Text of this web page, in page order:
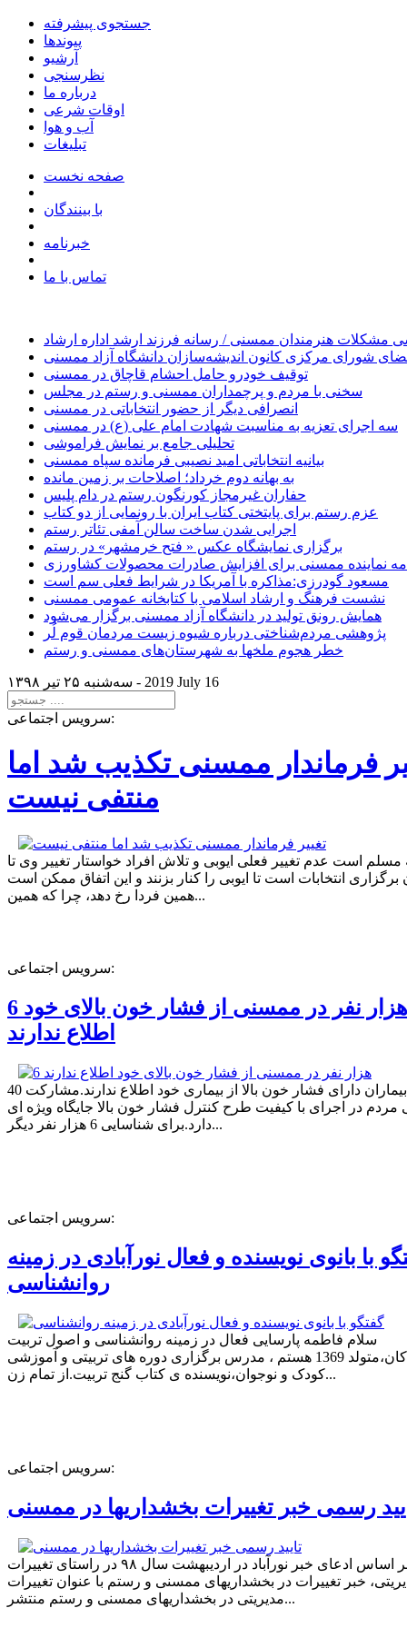
جستجوی پیشرفته
پیوندها
آرشیو
نظرسنجی
درباره ما
اوقات شرعی
آب و هوا
تبلیغات
صفحه نخست
با بینندگان
خبرنامه
تماس با ما
مشکلات هنرمندان ممسنی / رسانه فرزند ارشد اداره ارشاد
شورای مرکزی کانون اندیشه‌سازان دانشگاه آزاد ممسنی
توقیف خودرو حامل احشام قاچاق در ممسنی
سخنی با مردم و پرچمداران ممسنی و رستم در مجلس
انصرافی دیگر از حضور انتخاباتی در ممسنی
سه اجرای تعزیه به مناسبت شهادت امام علی (ع) در ممسنی
تحلیلی جامع بر نمایش فراموشی
بیانیه انتخاباتی امید نصیبی فرمانده سپاه ممسنی
به بهانه دوم خرداد؛ اصلاحات بر زمین مانده
حفاران غیرمجاز کورنگون رستم در دام پلیس
عزم رستم برای پایتختی کتاب ایران با رونمایی از دو کتاب
اجرایی شدن ساخت سالن آمفی تئاتر رستم
برگزاری نمایشگاه عکس « فتح خرمشهر» در رستم
نماینده ممسنی برای افزایش صادرات محصولات کشاورزی
مسعود گودرزی:مذاکره با آمریکا در شرایط فعلی سم است
نشست فرهنگ و ارشاد اسلامی با کتابخانه عمومی ممسنی
همایش رونق تولید در دانشگاه آزاد ممسنی برگزار می‌شود
پژوهشی مردم‌شناختی درباره شیوه زیست مردمان قوم لُر
خطر هجوم ملخها به شهرستان‌های ممسنی و رستم
سه‌شنبه ۲۵ تير ۱۳۹۸ - 2019 July 16
سرویس اجتماعی:
فرماندار ممسنی تکذیب شد اما
منتفی نیست
مسلم است عدم تغییر فعلی ایوبی و تلاش افراد خواستار تغییر وی تا
برگزاری انتخابات است تا ایوبی را کنار بزنند و این اتفاق ممکن است
همین فردا رخ دهد، چرا که همین...
سرویس اجتماعی:
6 هزار نفر در ممسنی از فشار خون بالای خود
اطلاع ندارند
40 درصد بیماران دارای فشار خون بالا از بیماری خود اطلاع ندارند.مشارکت
در اجرای با کیفیت طرح کنترل فشار خون بالا جایگاه ویژه ای
دارد.برای شناسایی 6 هزار نفر دیگر...
سرویس اجتماعی:
با بانوی نویسنده و فعال نورآبادی در زمینه
روانشناسی
سلام فاطمه پارسایی فعال در زمینه روانشناسی و اصول تربیت
کودکان،متولد 1369 هستم ، مدرس برگزاری دوره های تربیتی و آموزشی
کودک و نوجوان،نویسنده ی کتاب گنج تربیت.از تمام زن...
سرویس اجتماعی:
رسمی خبر تغییرات بخشداریها در ممسنی
بر اساس ادعای خبر نورآباد در اردیبهشت سال ۹۸ در راستای تغییرات
خبر تغییرات در بخشداریهای ممسنی و رستم با عنوان تغییرات
مدیریتی در بخشداریهای ممسنی و رستم منتشر...